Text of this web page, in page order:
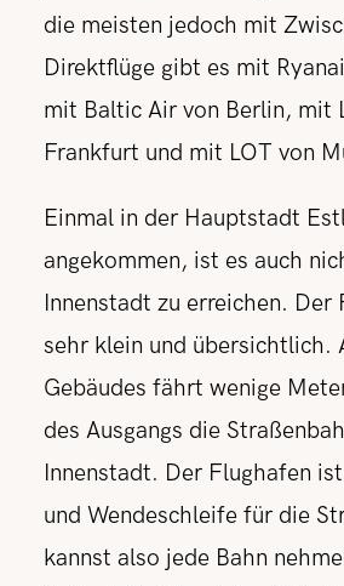
die meisten jedoch mit
Direktflüge gibt es mit
mit Baltic Air von Berlin, mit
Frankfurt und mit LOT von
Einmal in der Hauptstadt
angekommen, ist es auch
Innenstadt zu erreichen. Der
sehr klein und übersichtlich.
Gebäudes fährt wenige
des Ausgangs die
Innenstadt. Der Flughafen
und Wendeschleife für die
kannst also jede Bahn